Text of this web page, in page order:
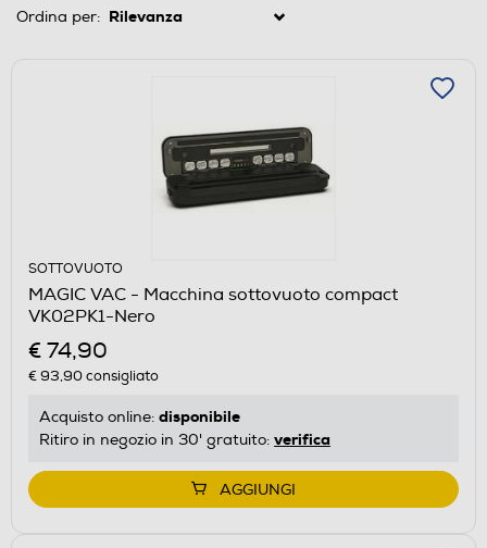
Ordina per:
SOTTOVUOTO
MAGIC VAC - Macchina sottovuoto compact
VK02PK1-Nero
€ 74,90
€ 93,90consigliato
Acquisto online: disponibile
Ritiro in negozio in 30' gratuito: verifica
AGGIUNGI